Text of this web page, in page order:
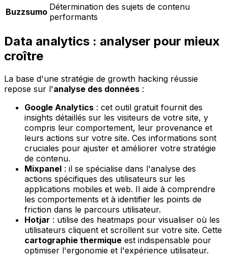
Buzzsumo Détermination des sujets de contenu
performants
Data analytics : analyser pour mieux
croître
La base d'une stratégie de growth hacking réussie
repose sur l'analyse des données :
Google Analytics : cet outil gratuit fournit des
insights détaillés sur les visiteurs de votre site, y
compris leur comportement, leur provenance et
leurs actions sur votre site. Ces informations sont
cruciales pour ajuster et améliorer votre stratégie
de contenu.
Mixpanel : il se spécialise dans l'analyse des
actions spécifiques des utilisateurs sur les
applications mobiles et web. Il aide à comprendre
les comportements et à identifier les points de
friction dans le parcours utilisateur.
Hotjar : utilise des heatmaps pour visualiser où les
utilisateurs cliquent et scrollent sur votre site. Cette
cartographie thermique est indispensable pour
optimiser l'ergonomie et l'expérience utilisateur.